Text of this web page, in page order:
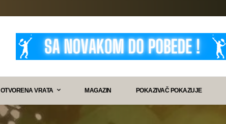
OTVORENA VRATA MAGAZIN POKAZIVAČ POKAZUJE